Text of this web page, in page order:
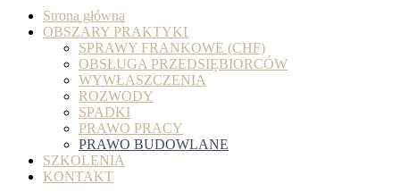
Strona główna
OBSZARY PRAKTYKI
SPRAWY FRANKOWE (CHF)
OBSŁUGA PRZEDSIĘBIORCÓW
WYWŁASZCZENIA
ROZWODY
SPADKI
PRAWO PRACY
PRAWO BUDOWLANE
SZKOLENIA
KONTAKT